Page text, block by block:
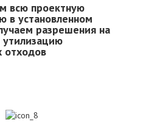
всю проектную
в установленном
разрешения на
утилизацию
отходов